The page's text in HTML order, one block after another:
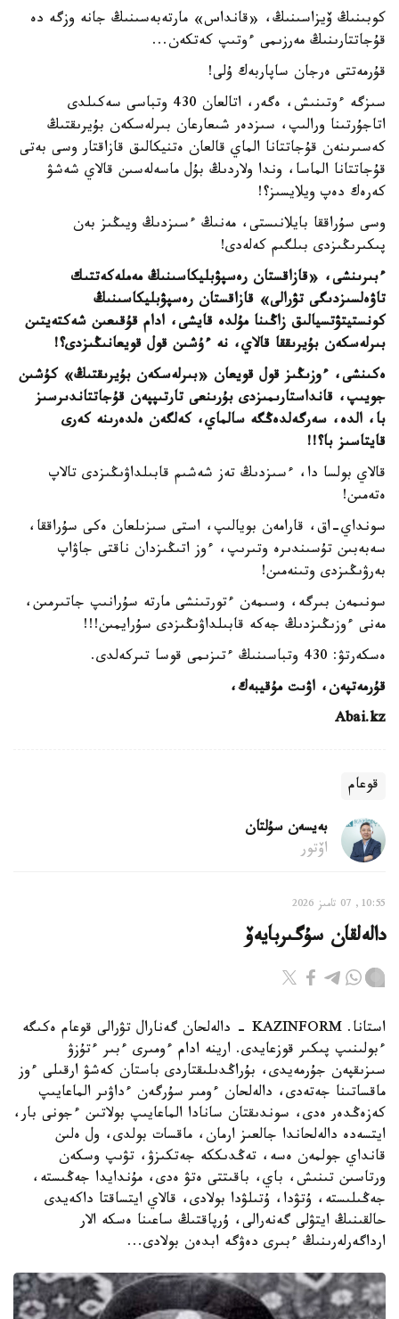
كوبىنىڭ ۆيزاسىنىڭ، «قانداس» مارتەبەسىنىڭ جانە وزگە دە
قۇجاتتارىنىڭ مەرزىمى ءوتىپ كەتكەن...
قۇرمەتتى ەرجان ساپاربەك ۇلى!
سىزگە ءوتىنىش، ەگەر، اتالعان 430 وتباسى سەكىلدى
اتاجۇرتىنا ورالىپ، سىزدەر شىعارعان بىرلەسكەن بۇيرىقتىڭ
كەسىرىنەن قۇجاتتانا الماي قالعان ەتنيكالىق قازاقتار وسى بەتى
قۇجاتتانا الماسا، وندا ولاردىڭ بۇل ماسەلەسىن قالاي شەشۋ
كەرەك دەپ ويلايسىز؟!
وسى سۇراققا بايلانىستى، مەنىڭ ءسىزدىڭ ويىڭىز بەن
پىكىرىڭىزدى بىلگىم كەلەدى!
ءبىرىنشى، «قازاقستان رەسپۋبليكاسىنىڭ مەملەكەتتىك
تاۋەلسىزدىگى تۋرالى» قازاقستان رەسپۋبليكاسىنىڭ
كونستيتۋتسيالىق زاڭىنا مۇلدە قايشى، ادام قۇقىعىن شەكتەيتىن
بىرلەسكەن بۇيرىققا قالاي، نە ءۇشىن قول قويعانىڭىزدى؟!
ەكىنشى، ءوزىڭىز قول قويعان «بىرلەسكەن بۇيرىقتىڭ» كۇشىن
جويىپ، قانداستارىمىزدى بۇرىنعى تارتىپپەن قۇجاتتاندىرسىز
با، الدە، سەرگەلدەڭگە سالماي، كەلگەن ەلدەرىنە كەرى
قايتاسىز با؟!!
قالاي بولسا دا، ءسىزدىڭ تەز شەشىم قابىلداۋىڭىزدى تالاپ
ەتەمىن!
سونداي-اق، قارامەن بويالىپ، استى سىزىلعان ەكى سۇراققا،
سەبەبىن تۇسىندىرە وتىرىپ، ءوز اتىڭىزدان ناقتى جاۋاپ
بەرۋىڭىزدى وتىنەمىن!
سونىمەن بىرگە، وسىمەن ءتورتىنشى مارتە سۇرانىپ جاتىرمىن،
مەنى ءوزىڭىزدىڭ جەكە قابىلداۋىڭىزدى سۇرايمىن!!!
ەسكەرتۋ: 430 وتباسىنىڭ ءتىزىمى قوسا تىركەلدى.
قۇرمەتپەن، اۋىت مۇقيبەك،
Abai.kz
قوعام
بەيسەن سۇلتان
اۆتور
10:55, 07 تامىز 2026
دالەلقان سۇگىربايەۆ
استانا. KAZINFORM - دالەلحان گەنارال تۋرالى قوعام ەكىگە
ءبولىنىپ پىكىر قوزعايدى. ارينە ادام ءومىرى ءبىر ءتۇزۋ
سىزىقپەن جۇرمەيدى، بۇراڭدىلىقتاردى باستان كەشۋ ارقىلى ءوز
ماقساتىنا جەتەدى، دالەلحان ءومىر سۇرگەن ءداۋىر الماعايىپ
كەزەڭدەر ەدى، سوندىقتان سانادا الماعايىپ بولاتىن ءجونى بار،
ايتسەدە دالەلحاندا جالعىز ارمان، ماقسات بولدى، ول ەلىن
قانداي جولمەن ەسە، تەڭدىككە جەتكىزۋ، تۋىپ وسكەن
ورتاسىن تىنىش، باي، باقىتتى ەتۋ ەدى، مۇندايدا جەڭىستە،
جەڭىلىستە، ۇتۋدا، ۇتىلۋدا بولادى، قالاي ايتساقتا داكەيدى
حالقىنىڭ ايتۋلى گەنەرالى، ۇرپاقتىڭ ساعىنا ەسكە الار
ارداگەرلەرىنىڭ ءبىرى دەۋگە ابدەن بولادى...